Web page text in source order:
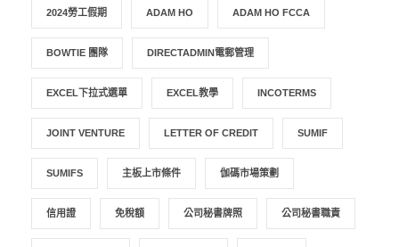
2024勞工假期 ADAM HO ADAM HO FCCA
BOWTIE 團隊 DIRECTADMIN電郵管理
EXCEL下拉式選單 EXCEL教學 INCOTERMS
JOINT VENTURE LETTER OF CREDIT SUMIF
SUMIFS 主板上市條件 伽碼市場策劃
信用證 免稅額 公司秘書牌照 公司秘書職責